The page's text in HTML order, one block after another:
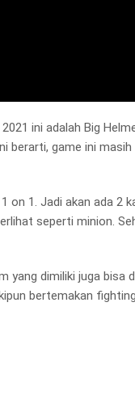
ini adalah Big
berarti, game ini
on 1. Jadi akan ada 2
seperti minion.
yang dimiliki juga bisa
bertemakan